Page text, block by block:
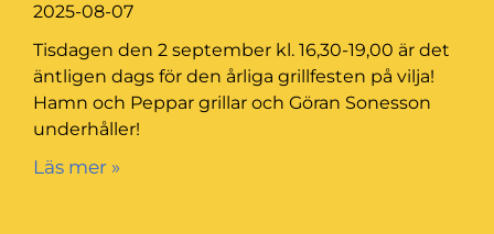
2025-08-07
Tisdagen den 2 september kl. 16,30-19,00 är det
äntligen dags för den årliga grillfesten på vilja!
Hamn och Peppar grillar och Göran Sonesson
underhåller!
Läs mer »